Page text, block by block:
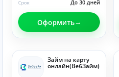
До 30 дней
Срок
Оформить
Займ на карту
онлайн(ВебЗайм)